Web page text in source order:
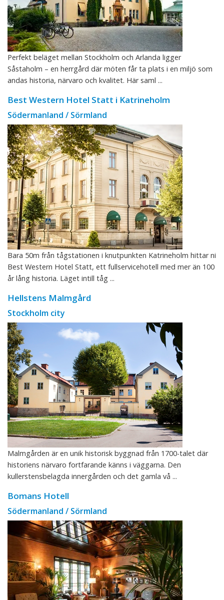
Perfekt beläget mellan Stockholm och Arlanda ligger
Såstaholm – en herrgård där möten får ta plats i en miljö som
andas historia, närvaro och kvalitet. Här saml ...
Best Western Hotel Statt i Katrineholm
Södermanland / Sörmland
Bara 50m från tågstationen i knutpunkten Katrineholm hittar ni
Best Western Hotel Statt, ett fullservicehotell med mer än 100
år lång historia. Läget intill tåg ...
Hellstens Malmgård
Stockholm city
Malmgården är en unik historisk byggnad från 1700-talet där
historiens närvaro fortfarande känns i väggarna. Den
kullerstensbelagda innergården och det gamla vå ...
Bomans Hotell
Södermanland / Sörmland